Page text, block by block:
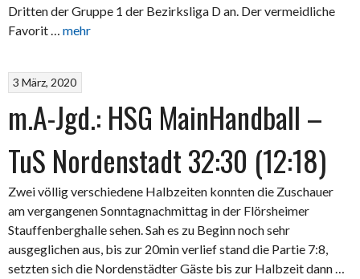
Dritten der Gruppe 1 der Bezirksliga D an. Der vermeidliche
Favorit … mehr
3 März, 2020
m.A-Jgd.: HSG MainHandball –
TuS Nordenstadt 32:30 (12:18)
Zwei völlig verschiedene Halbzeiten konnten die Zuschauer
am vergangenen Sonntagnachmittag in der Flörsheimer
Stauffenberghalle sehen. Sah es zu Beginn noch sehr
ausgeglichen aus, bis zur 20min verlief stand die Partie 7:8,
setzten sich die Nordenstädter Gäste bis zur Halbzeit dann …